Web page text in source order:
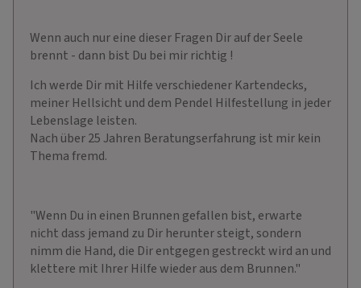
Wenn auch nur eine dieser Fragen Dir auf der Seele
brennt - dann bist Du bei mir richtig !
Ich werde Dir mit Hilfe verschiedener Kartendecks,
meiner Hellsicht und dem Pendel Hilfestellung in jeder
Lebenslage leisten.
Nach über 25 Jahren Beratungserfahrung ist mir kein
Thema fremd.
"Wenn Du in einen Brunnen gefallen bist, erwarte
nicht dass jemand zu Dir herunter steigt, sondern
nimm die Hand, die Dir entgegen gestreckt wird an und
klettere mit Ihrer Hilfe wieder aus dem Brunnen."